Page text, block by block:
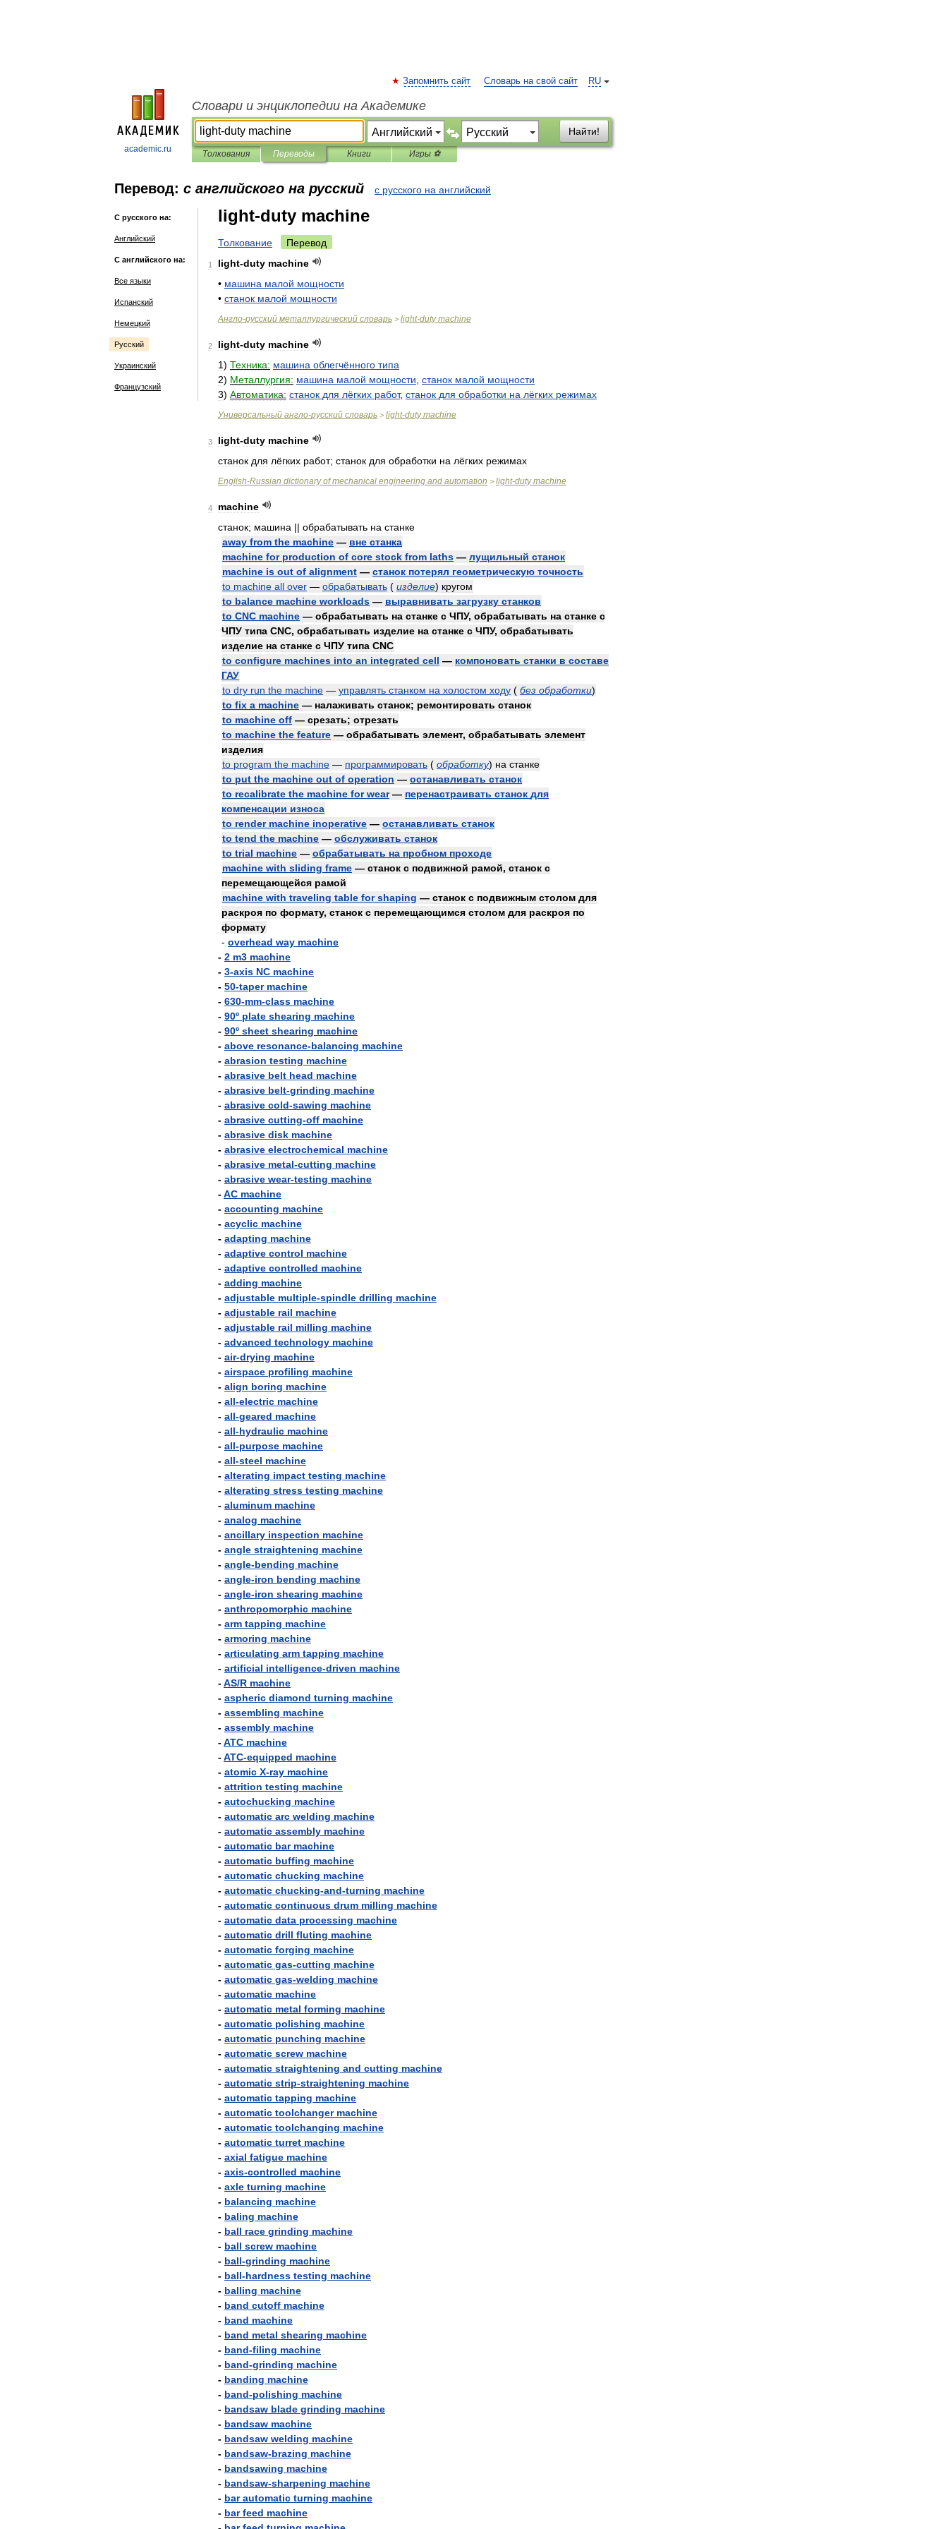
academic.ru
RU
Запомнить сайт Словарь на свой сайт
Словари и энциклопедии на Академике
Найти!
Толкования Переводы Книги Игры ⚽
Перевод: с английского на русский с русского на английский
С русского на:
Английский
С английского на:
Все языки
Испанский
Немецкий
Русский
Украинский
Французский
light-duty machine
Толкование Перевод
1 light-duty machine
• машина малой мощности
• станок малой мощности
Англо-русский металлургический словарь > light-duty machine
2 light-duty machine
1) Техника: машина облегчённого типа
2) Металлургия: машина малой мощности станок малой мощности
3) Автоматика: станок для лёгких работ, станок для обработки на лёгких режимах
Универсальный англо-русский словарь > light-duty machine
3 light-duty machine
станок для лёгких работ; станок для обработки на лёгких режимах
English-Russian dictionary of mechanical engineering and automation > light-duty machine
4
machine
станок; машина || обрабатывать на станке
away from the machine — вне станка
machine for production of core stock from laths — лущильный станок
machine is out of alignment — станок потерял геометрическую точность
to machine all over — обрабатывать ( изделие) кругом
to balance machine workloads — выравнивать загрузку станков
to CNC machine — обрабатывать на станке с ЧПУ, обрабатывать на станке с
ЧПУ типа CNC, обрабатывать изделие на станке с ЧПУ, обрабатывать
изделие на станке с ЧПУ типа CNC
to configure machines into an integrated cell — компоновать станки в составе
ГАУ
to dry run the machine — управлять станком на холостом ходу ( без обработки)
to fix a machine — налаживать станок; ремонтировать станок
to machine off — срезать; отрезать
to machine the feature — обрабатывать элемент, обрабатывать элемент
изделия
to program the machine — программировать ( обработку) на станке
to put the machine out of operation — останавливать станок
to recalibrate the machine for wear— перенастраивать станок для
компенсации износа
to render machine inoperative — останавливать станок
to tend the machine — обслуживать станок
to trial machine — обрабатывать на пробном проходе
machine with sliding frame — станок с подвижной рамой, станок с
перемещающейся рамой
machine with traveling table for shaping — станок с подвижным столом для
раскроя по формату, станок с перемещающимся столом для раскроя по
формату
- overhead way machine
- 2 m3 machine
- 3-axis NC machine
- 50-taper machine
- 630-mm-class machine
- 90º plate shearing machine
- 90º sheet shearing machine
- above resonance-balancing machine
- abrasion testing machine
- abrasive belt head machine
- abrasive belt-grinding machine
- abrasive cold-sawing machine
- abrasive cutting-off machine
- abrasive disk machine
- abrasive electrochemical machine
- abrasive metal-cutting machine
- abrasive wear-testing machine
-AC machine
- accounting machine
- acyclic machine
- adapting machine
- adaptive control machine
- adaptive controlled machine
- adding machine
- adjustable multiple-spindle drilling machine
- adjustable rail machine
- adjustable rail milling machine
- advanced technology machine
- air-drying machine
- airspace profiling machine
- align boring machine
- all-electric machine
- all-geared machine
- all-hydraulic machine
- all-purpose machine
- all-steel machine
- alterating impact testing machine
- alterating stress testing machine
- aluminum machine
- analog machine
- ancillary inspection machine
- angle straightening machine
- angle-bending machine
- angle-iron bending machine
- angle-iron shearing machine
- anthropomorphic machine
- arm tapping machine
- armoring machine
- articulating arm tapping machine
- artificial intelligence-driven machine
-AS/R machine
- aspheric diamond turning machine
- assembling machine
- assembly machine
-ATC machine
-ATC-equipped machine
- atomic X-ray machine
- attrition testing machine
- autochucking machine
- automatic arc welding machine
- automatic assembly machine
- automatic bar machine
- automatic buffing machine
- automatic chucking machine
- automatic chucking-and-turning machine
- automatic continuous drum milling machine
- automatic data processing machine
- automatic drill fluting machine
- automatic forging machine
- automatic gas-cutting machine
- automatic gas-welding machine
- automatic machine
- automatic metal forming machine
- automatic polishing machine
- automatic punching machine
- automatic screw machine
- automatic straightening and cutting machine
- automatic strip-straightening machine
- automatic tapping machine
- automatic toolchanger machine
- automatic toolchanging machine
- automatic turret machine
- axial fatigue machine
- axis-controlled machine
- axle turning machine
- balancing machine
- baling machine
- ball race grinding machine
- ball screw machine
- ball-grinding machine
- ball-hardness testing machine
- balling machine
- band cutoff machine
- band machine
- band metal shearing machine
- band-filing machine
- band-grinding machine
- banding machine
- band-polishing machine
- bandsaw blade grinding machine
- bandsaw machine
- bandsaw welding machine
- bandsaw-brazing machine
- bandsawing machine
- bandsaw-sharpening machine
- bar automatic turning machine
- bar feed machine